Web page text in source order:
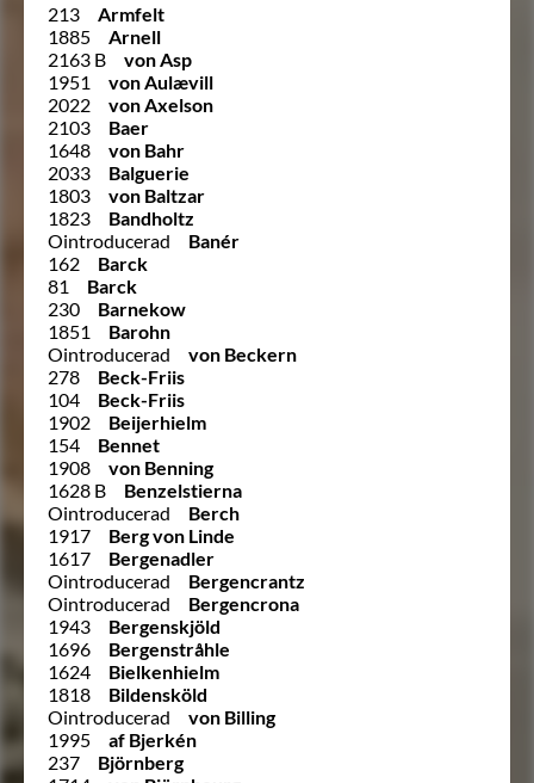
213
Armfelt
1885
Arnell
2163 B
von Asp
1951
von Aulævill
2022
von Axelson
2103
Baer
1648
von Bahr
2033
Balguerie
1803
von Baltzar
1823
Bandholtz
Ointroducerad
Banér
162
Barck
81
Barck
230
Barnekow
1851
Barohn
Ointroducerad
von Beckern
278
Beck-Friis
104
Beck-Friis
1902
Beijerhielm
154
Bennet
1908
von Benning
1628 B
Benzelstierna
Ointroducerad
Berch
1917
Berg von Linde
1617
Bergenadler
Ointroducerad
Bergencrantz
Ointroducerad
Bergencrona
1943
Bergenskjöld
1696
Bergenstråhle
1624
Bielkenhielm
1818
Bildensköld
Ointroducerad
von Billing
1995
af Bjerkén
237
Björnberg